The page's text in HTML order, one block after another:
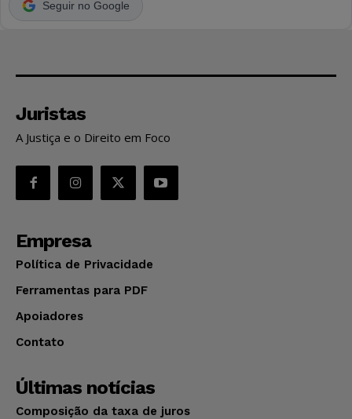
Seguir no Google
Juristas
A Justiça e o Direito em Foco
Empresa
Política de Privacidade
Ferramentas para PDF
Apoiadores
Contato
Últimas notícias
Composição da taxa de juros